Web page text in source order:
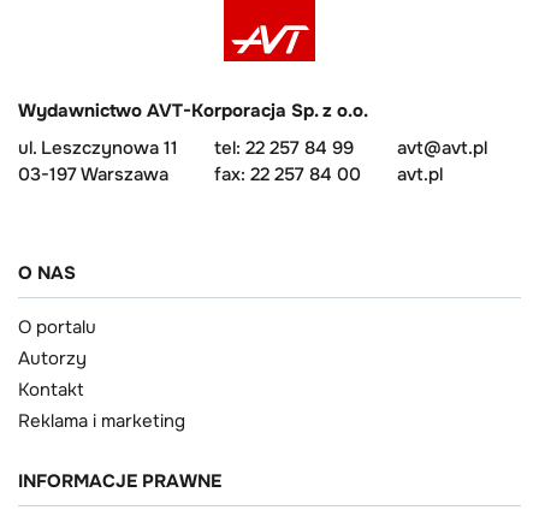
Wydawnictwo AVT-Korporacja Sp. z o.o.
ul. Leszczynowa 11
03-197 Warszawa
tel: 22 257 84 99
fax: 22 257 84 00
avt@avt.pl
avt.pl
O NAS
O portalu
Autorzy
Kontakt
Reklama i marketing
INFORMACJE PRAWNE